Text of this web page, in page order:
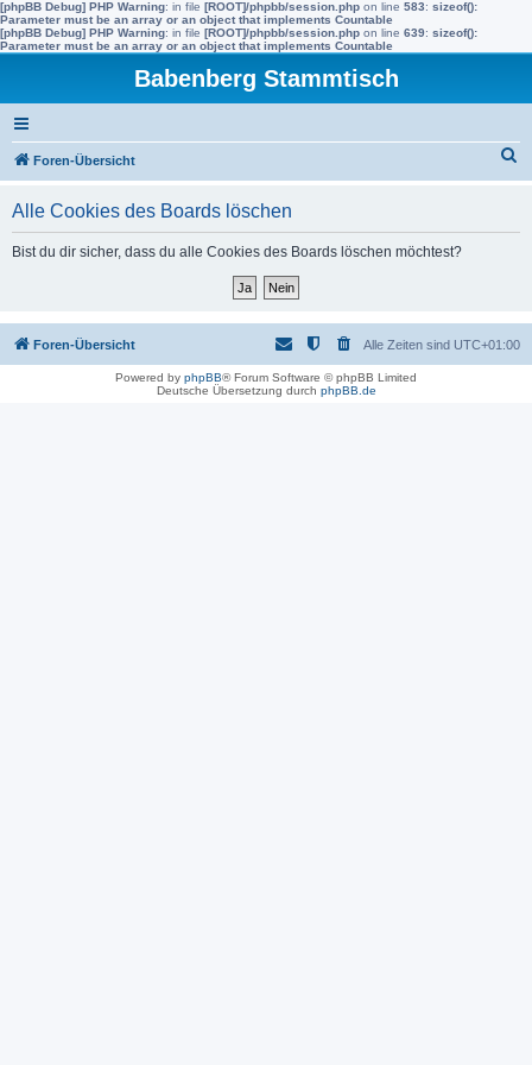
[phpBB Debug] PHP Warning: in file [ROOT]/phpbb/session.php on line 583: sizeof():
Parameter must be an array or an object that implements Countable
[phpBB Debug] PHP Warning: in file [ROOT]/phpbb/session.php on line 639: sizeof():
Parameter must be an array or an object that implements Countable
Babenberg Stammtisch
Foren-Übersicht
Alle Cookies des Boards löschen
Bist du dir sicher, dass du alle Cookies des Boards löschen möchtest?
Foren-Übersicht Alle Zeiten sind UTC+01:00
Powered by phpBB® Forum Software © phpBB Limited
Deutsche Übersetzung durch phpBB.de